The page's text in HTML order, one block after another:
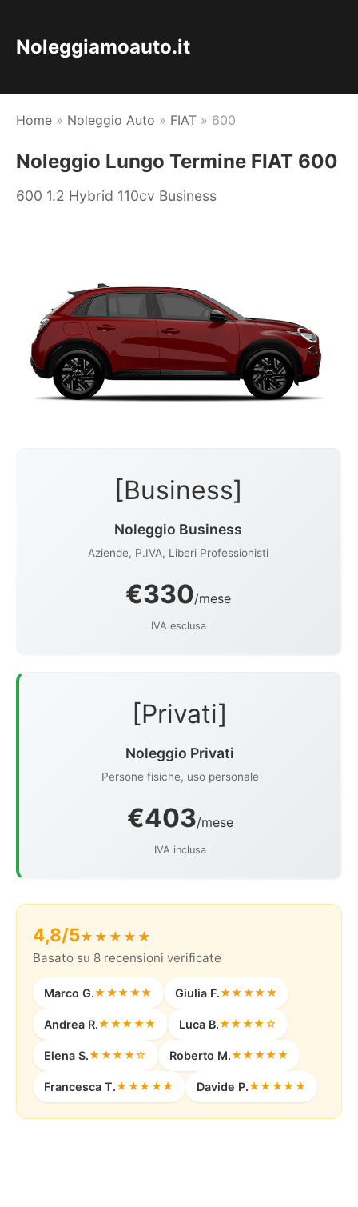
Noleggiamoauto.it
Home » Noleggio Auto » FIAT » 600
Noleggio Lungo Termine FIAT 600
600 1.2 Hybrid 110cv Business
[Business]
Noleggio Business
Aziende, P.IVA, Liberi Professionisti
€330/mese
IVA esclusa
[Privati]
Noleggio Privati
Persone fisiche, uso personale
€403/mese
IVA inclusa
4,8/5★★★★★
Basato su 8 recensioni verificate
Marco G.★★★★★ Giulia F.★★★★★
Andrea R.★★★★★ Luca B.★★★★☆
Elena S.★★★★☆ Roberto M.★★★★★
Francesca T.★★★★★ Davide P.★★★★★